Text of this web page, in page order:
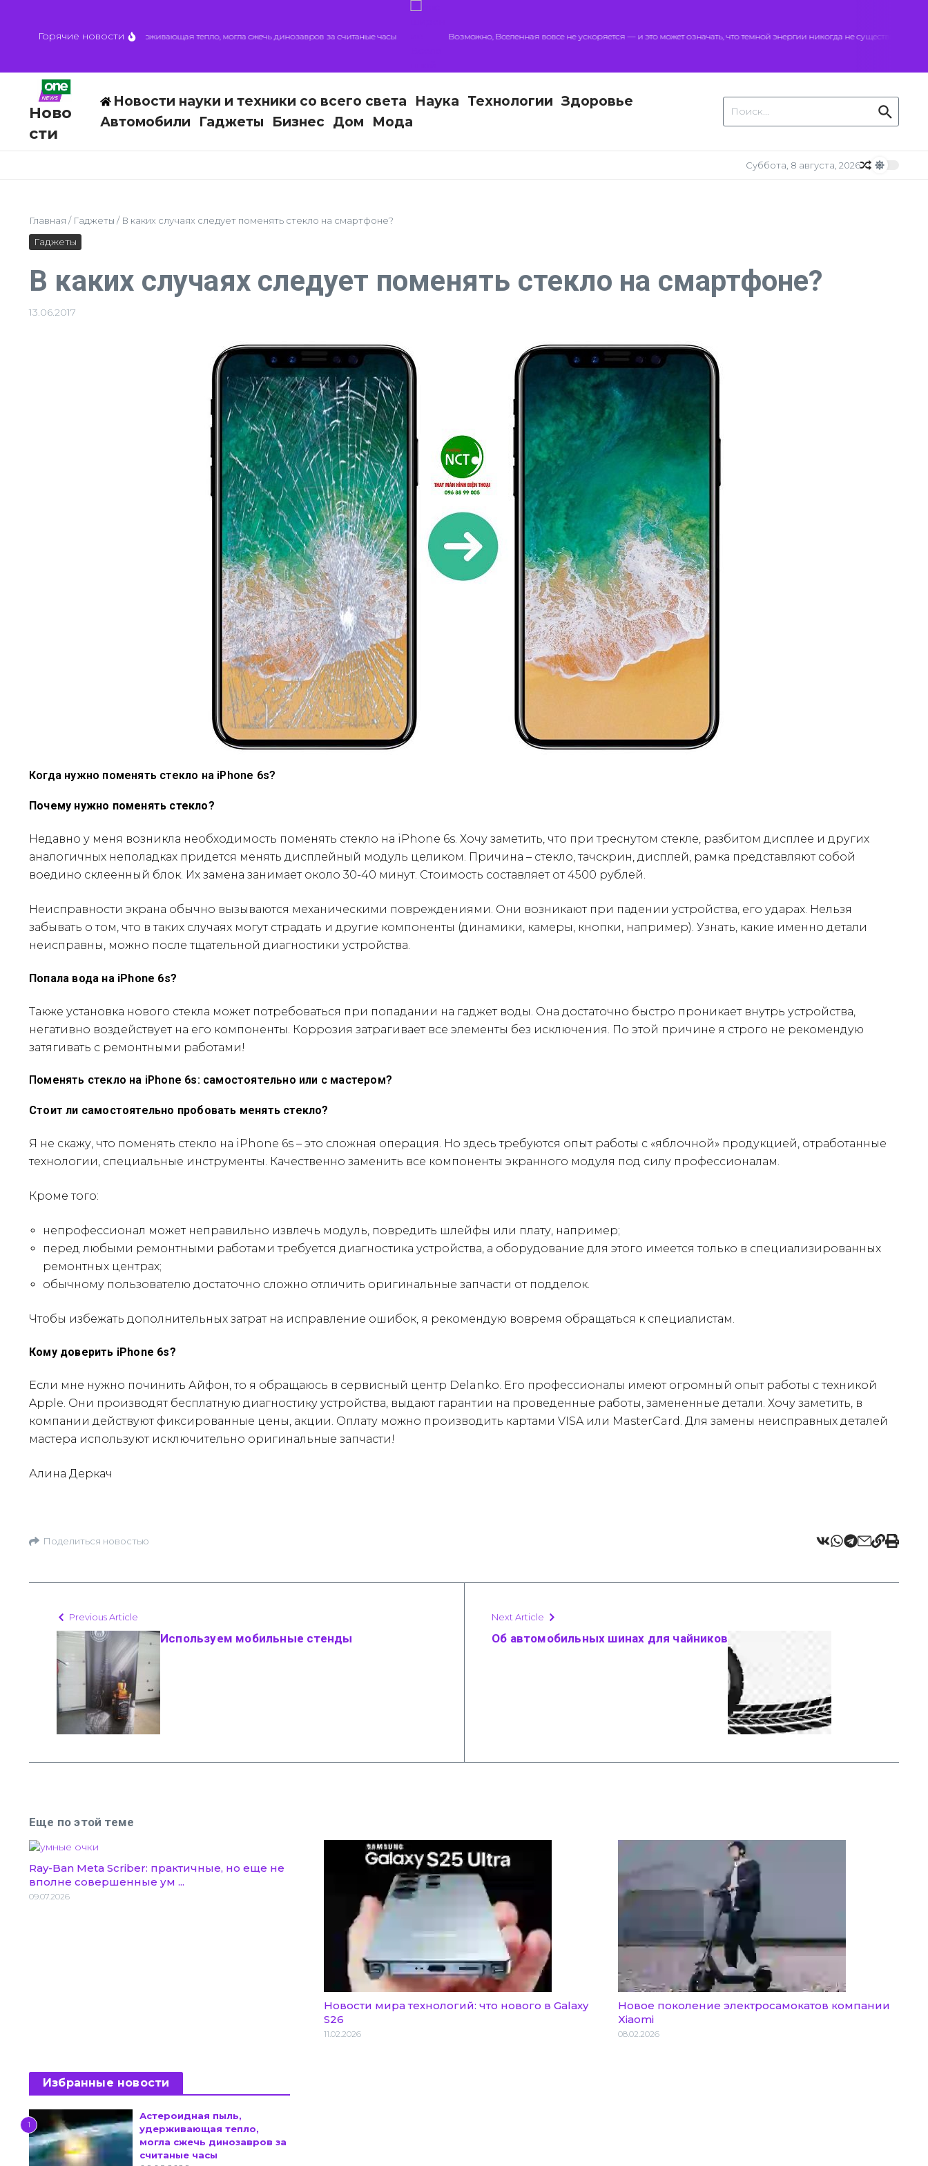
Горячие новости
Астероидная пыль, удерживающая тепло, могла сжечь динозавров за считаные часы Возможно, Вселенная вовсе не ускоряется — и это может означать, что темной энергии никогда не существовало
Ново
сти
Новости науки и техники со всего света Наука Технологии Здоровье
Автомобили
Гаджеты Бизнес Дом Мода
Искать:
Суббота, 8 августа, 2026
Главная / Гаджеты / В каких случаях следует поменять стекло на смартфоне?
Гаджеты
В каких случаях следует поменять стекло на смартфоне?
13.06.2017
Когда нужно поменять стекло на iPhone 6s?
Почему нужно поменять стекло?
Недавно у меня возникла необходимость поменять стекло на iPhone 6s. Хочу заметить, что при треснутом стекле, разбитом дисплее и других
аналогичных неполадках придется менять дисплейный модуль целиком. Причина – стекло, тачскрин, дисплей, рамка представляют собой
воедино склеенный блок. Их замена занимает около 30-40 минут. Стоимость составляет от 4500 рублей.
Неисправности экрана обычно вызываются механическими повреждениями. Они возникают при падении устройства, его ударах. Нельзя
забывать о том, что в таких случаях могут страдать и другие компоненты (динамики, камеры, кнопки, например). Узнать, какие именно детали
неисправны, можно после тщательной диагностики устройства.
Попала вода на iPhone 6s?
Также установка нового стекла может потребоваться при попадании на гаджет воды. Она достаточно быстро проникает внутрь устройства,
негативно воздействует на его компоненты. Коррозия затрагивает все элементы без исключения. По этой причине я строго не рекомендую
затягивать с ремонтными работами!
Поменять стекло на iPhone 6s: самостоятельно или с мастером?
Стоит ли самостоятельно пробовать менять стекло?
Я не скажу, что поменять стекло на iPhone 6s – это сложная операция. Но здесь требуются опыт работы с «яблочной» продукцией, отработанные
технологии, специальные инструменты. Качественно заменить все компоненты экранного модуля под силу профессионалам.
Кроме того:
непрофессионал может неправильно извлечь модуль, повредить шлейфы или плату, например;
перед любыми ремонтными работами требуется диагностика устройства, а оборудование для этого имеется только в специализированных
ремонтных центрах;
обычному пользователю достаточно сложно отличить оригинальные запчасти от подделок.
Чтобы избежать дополнительных затрат на исправление ошибок, я рекомендую вовремя обращаться к специалистам.
Кому доверить iPhone 6s?
Если мне нужно починить Айфон, то я обращаюсь в сервисный центр Delanko. Его профессионалы имеют огромный опыт работы с техникой
Apple. Они производят бесплатную диагностику устройства, выдают гарантии на проведенные работы, замененные детали. Хочу заметить, в
компании действуют фиксированные цены, акции. Оплату можно производить картами VISA или MasterCard. Для замены неисправных деталей
мастера используют исключительно оригинальные запчасти!
Алина Деркач
Поделиться новостью
Previous Article
Используем мобильные стенды
Next Article
Об автомобильных шинах для чайников
Еще по этой теме
Ray-Ban Meta Scriber: практичные, но еще не
вполне совершенные ум ...
09.07.2026
Новости мира технологий: что нового в Galaxy
S26
11.02.2026
Новое поколение электросамокатов компании
Xiaomi
08.02.2026
Избранные новости
1
Астероидная пыль,
удерживающая тепло,
могла сжечь динозавров за
считаные часы